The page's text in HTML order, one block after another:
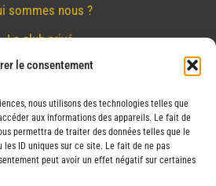
le consentement
nous utilisons des technologies telles que
aux informations des appareils. Le fait de
permettra de traiter des données telles que le
ID uniques sur ce site. Le fait de ne pas
peut avoir un effet négatif sur certaines
sommes nous ?
Le club privé
Réserver
partenaires
Légales
générales de vente